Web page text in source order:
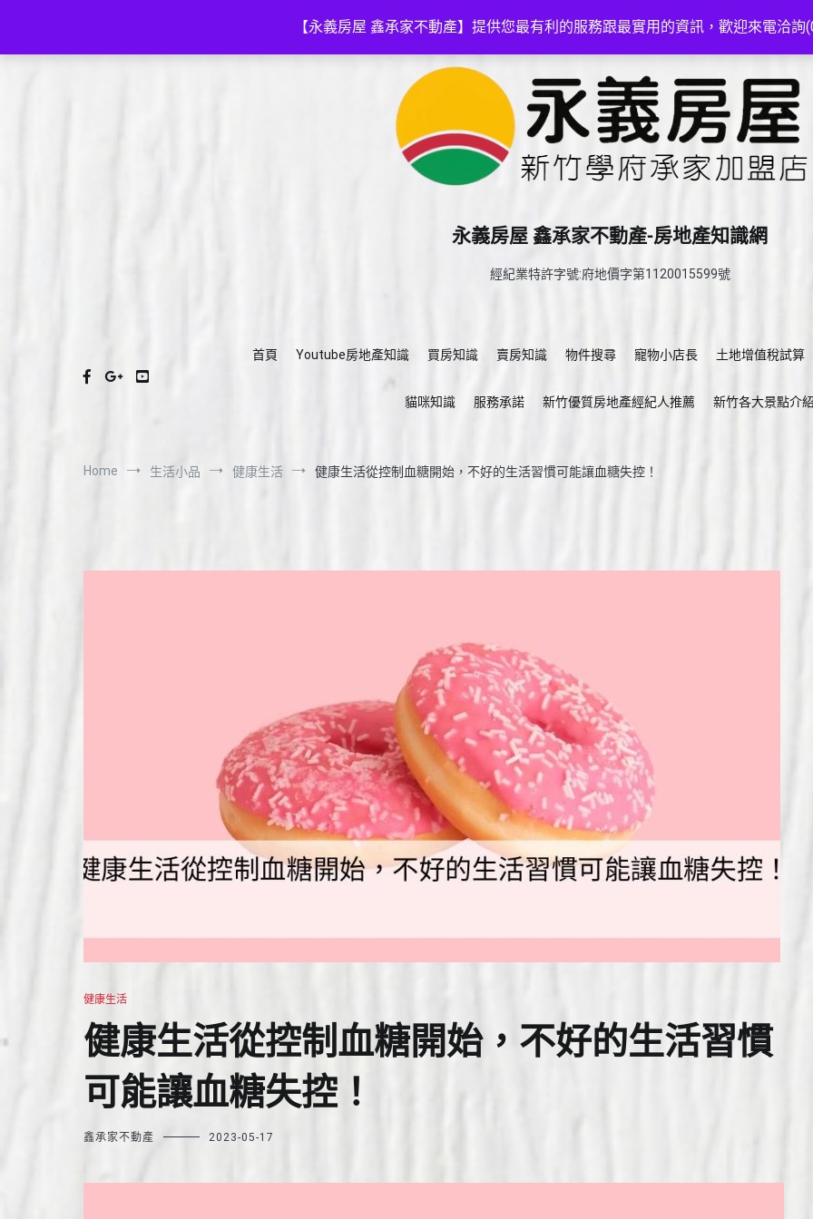
【永義房屋 鑫承家不動產】提供您最有利的服務跟最實用的資訊，歡迎來電洽
a035753111@gmail.com
永義房屋 鑫承家不動產-房地產知識網
經紀業特許字號:府地價字第1120015599號
首頁 Youtube房地產知識 買房知識 賣房知識 物件搜尋 寵物小店長 土地增值稅試算
貓咪知識 服務承諾 新竹優質房地產經紀人推薦 新竹各大景點介
Home 生活小品 健康生活 健康生活從控制血糖開始，不好的生活習慣可能讓血糖失控！
健康生活
健康生活從控制血糖開始，不好的生活習慣
可能讓血糖失控！
鑫承家不動產 2023-05-17